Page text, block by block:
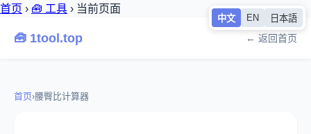
中文 EN 日本語
首页 › 🧰 工具 › 当前页面
🧰 1tool.top ← 返回首页
首页›腰臀比计算器